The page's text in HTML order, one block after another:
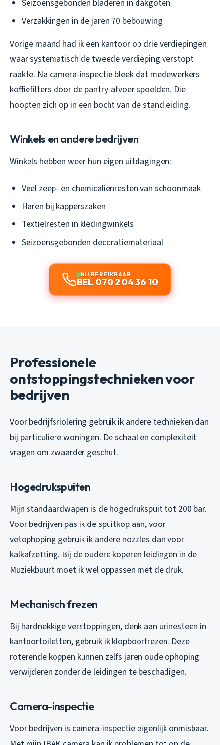
Seizoensgebonden bladeren in dakgoten
Verzakkingen in de jaren 70 bebouwing
Vorige maand had ik een kantoor op drie verdiepingen
waar systematisch de tweede verdieping verstopt
raakte. Na camera-inspectie bleek dat medewerkers
koffiefilters door de pantry-afvoer spoelden. Die
hoopten zich op in een bocht van de standleiding.
Winkels en andere bedrijven
Winkels hebben weer hun eigen uitdagingen:
Veel zeep- en chemicaliënresten van schoonmaak
Haren bij kapperszaken
Textielresten in kledingwinkels
Seizoensgebonden decoratiemateriaal
NU BEREIKBAAR
BEL 070 204 36 10
Professionele
ontstoppingstechnieken voor
bedrijven
Voor bedrijfsriolering gebruik ik andere technieken dan
bij particuliere woningen. De schaal en complexiteit
vragen om zwaarder geschut.
Hogedrukspuiten
Mijn standaardwapen is de hogedrukspuit tot 200 bar.
Voor bedrijven pas ik de spuitkop aan, voor
vetophoping gebruik ik andere nozzles dan voor
kalkafzetting. Bij de oudere koperen leidingen in de
Muziekbuurt moet ik wel oppassen met de druk.
Mechanisch frezen
Bij hardnekkige verstoppingen, denk aan urinesteen in
kantoortoiletten, gebruik ik klopboorfrezen. Deze
roterende koppen kunnen zelfs jaren oude ophoping
verwijderen zonder de leidingen te beschadigen.
Camera-inspectie
Voor bedrijven is camera-inspectie eigenlijk onmisbaar.